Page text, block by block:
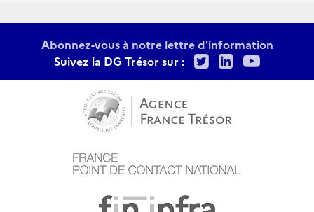
Abonnez-vous à notre lettre d'information
Suivez la DG Trésor sur :
TwitterLinkedIn